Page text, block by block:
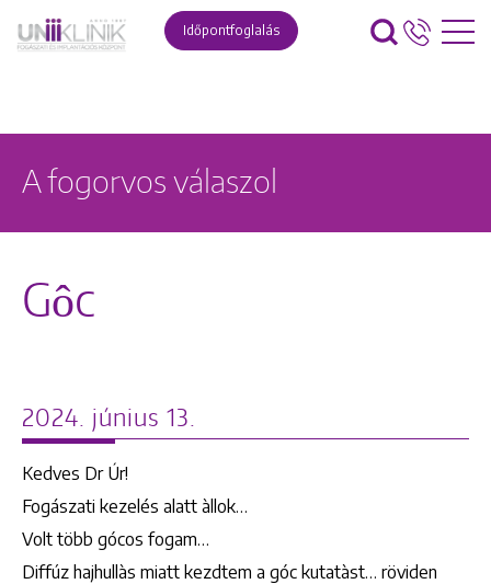
Időpontfoglalás
A fogorvos válaszol
Gôc
2024. június 13.
Kedves Dr Úr!
Fogászati kezelés alatt àllok…
Volt több gócos fogam…
Diffúz hajhullàs miatt kezdtem a góc kutatàst… röviden